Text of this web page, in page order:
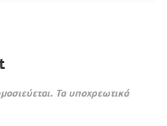
Τα υποχρεωτικά